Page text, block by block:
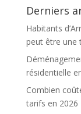
Derniers
Habitants
peut être une
résidentielle
Combien
tarifs en 2026